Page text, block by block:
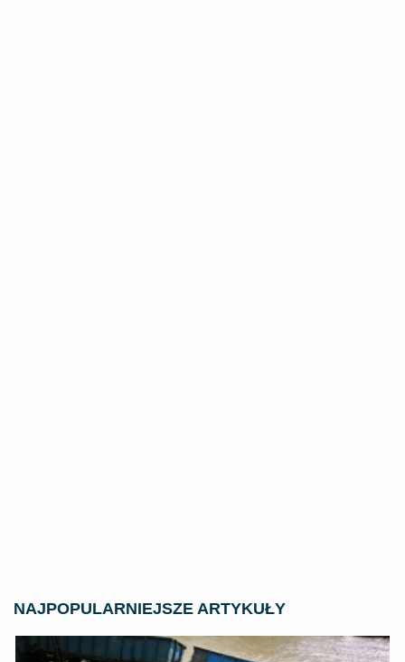
NAJPOPULARNIEJSZE ARTYKUŁY